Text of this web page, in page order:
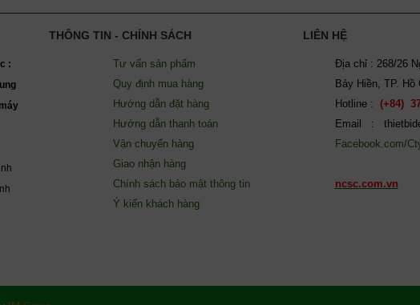
:
THÔNG TIN - CHÍNH SÁCH
Tư vấn sản phẩm
Quy định mua hàng
Hướng dẫn đặt hàng
Hướng dẫn thanh toán
Vận chuyển hàng
Giao nhận hàng
Chính sách bảo mật thông tin
Ý kiến khách hàng
LIÊN HỆ
Địa chỉ : 268/26
Bảy Hiền, TP. Hồ
Hotline : (+84)
Email :
Facebook.com/
ncsc.com.vn